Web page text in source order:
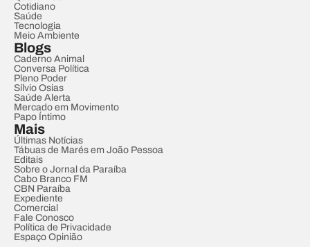
Cotidiano
Saúde
Tecnologia
Meio Ambiente
Blogs
Caderno Animal
Conversa Política
Pleno Poder
Sílvio Osias
Saúde Alerta
Mercado em Movimento
Papo Íntimo
Mais
Últimas Notícias
Tábuas de Marés em João Pessoa
Editais
Sobre o Jornal da Paraíba
Cabo Branco FM
CBN Paraíba
Expediente
Comercial
Fale Conosco
Política de Privacidade
Espaço Opinião